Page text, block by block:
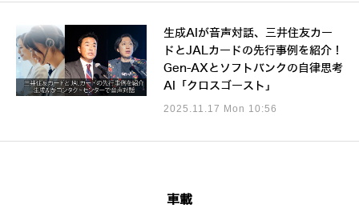
生成AIが音声対話、三井住友カー
ドとJALカードの先行事例を紹介！
Gen-AXとソフトバンクの自律思考
AI「クロスゴースト」
2025.11.17 Mon 10:56
車載